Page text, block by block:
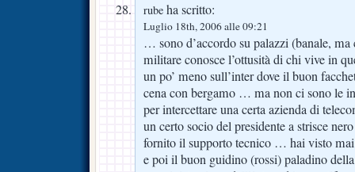
rube ha scritto:
Luglio 18th, 2006 alle 09:21
… sono d’accordo su palazzi (banale,
militare conosce l’ottusità di chi vive in
un po’ meno sull’inter dove il buon
cena con bergamo … ma non ci sono le
per intercettare una certa azienda di
un certo socio del presidente a strisce
fornito il supporto tecnico … hai visto
e poi il buon guidino (rossi) paladino